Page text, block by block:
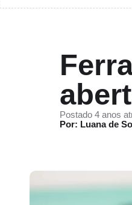
Postado 4 anos
Por: Luana de